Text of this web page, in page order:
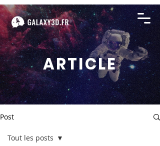
ARTICLE
Post
Tout les posts